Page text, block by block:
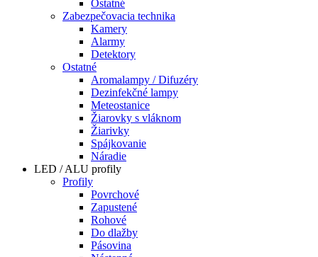
Ostatné
Zabezpečovacia technika
Kamery
Alarmy
Detektory
Ostatné
Aromalampy / Difuzéry
Dezinfekčné lampy
Meteostanice
Žiarovky s vláknom
Žiarivky
Spájkovanie
Náradie
LED / ALU profily
Profily
Povrchové
Zapustené
Rohové
Do dlažby
Pásovina